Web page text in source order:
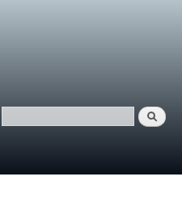
Поиск
Найти